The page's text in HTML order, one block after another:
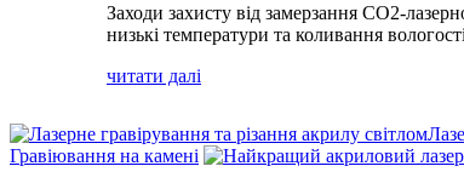
Заходи захисту від замерзання CO2-
низькі температури та коливання
читати далі
Гравіювання на камені